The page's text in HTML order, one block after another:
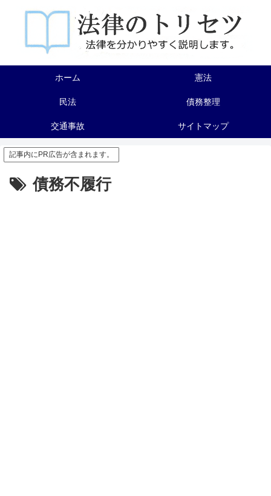
ホーム 憲法
民法 債務整理
交通事故 サイトマップ
記事内にPR広告が含まれます。
債務不履行